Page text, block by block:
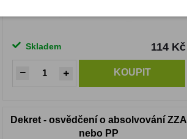
Skladem 114 Kč
KOUPIT
Dekret - osvědčení o absolvování ZZA
nebo PP